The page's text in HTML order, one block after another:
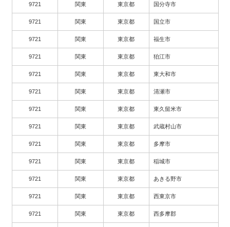
9721 関東 東京都 国分寺市
9721 関東 東京都 国立市
9721 関東 東京都 福生市
9721 関東 東京都 狛江市
9721 関東 東京都 東大和市
9721 関東 東京都 清瀬市
9721 関東 東京都 東久留米市
9721 関東 東京都 武蔵村山市
9721 関東 東京都 多摩市
9721 関東 東京都 稲城市
9721 関東 東京都 あきる野市
9721 関東 東京都 西東京市
9721 関東 東京都 西多摩郡